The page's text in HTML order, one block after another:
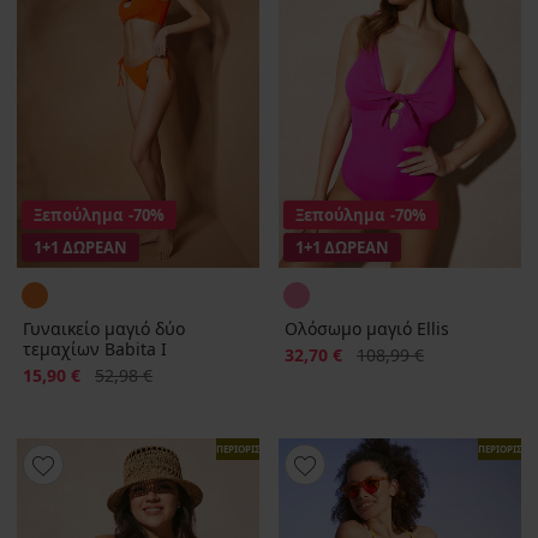
Ξεπούλημα -70%
1+1 ΔΩΡΕΑΝ
Γυναικείο μαγιό δύο
τεμαχίων Babita I
Έκπτωση
15,90 € Αρχική τιμή
52,98 €
Ξεπούλημα -70%
1+1 ΔΩΡΕΑΝ
Ολόσωμο μαγιό Ellis
Έκπτωση
32,70 € Αρχική τιμή
108,99 €
ΠΕΡΙΟΡΙΣΜΕΝΑ